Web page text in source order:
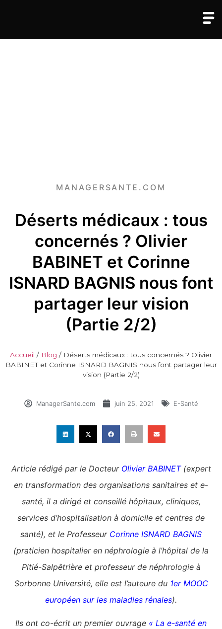
MANAGERSANTE.COM
Déserts médicaux : tous
concernés ? Olivier
BABINET et Corinne
ISNARD BAGNIS nous font
partager leur vision
(Partie 2/2)
Accueil / Blog / Déserts médicaux : tous concernés ? Olivier
BABINET et Corinne ISNARD BAGNIS nous font partager leur
vision (Partie 2/2)
ManagerSante.com juin 25, 2021 E-Santé
Article rédigé par le Docteur Olivier BABINET (expert
en transformation des organisations sanitaires et e-
santé, il a dirigé et conseillé hôpitaux, cliniques,
services d’hospitalisation à domicile et centres de
santé), et le Professeur Corinne ISNARD BAGNIS
(praticien hospitalier en néphrologie à l’hôpital de la
Pitié-Salpêtrière et professeur de néphrologie à
Sorbonne Université, elle est l’auteure du 1er MOOC
européen sur les maladies rénales).
Ils ont co-écrit un premier ouvrage « La e-santé en